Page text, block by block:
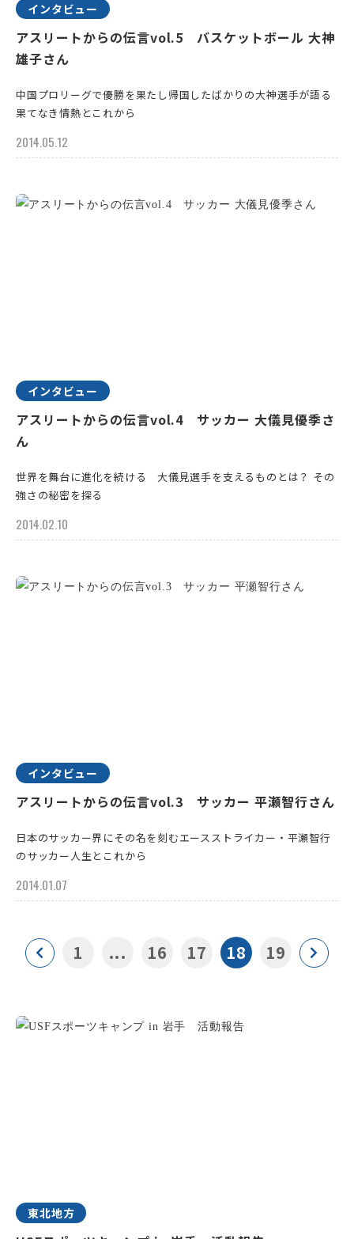
インタビュー
アスリートからの伝言vol.5 バスケットボール 大神
雄子さん
中国プロリーグで優勝を果たし帰国したばかりの大神選手が語る
果てなき情熱とこれから
2014.05.12
インタビュー
アスリートからの伝言vol.4 サッカー 大儀見優季さ
ん
世界を舞台に進化を続ける 大儀見選手を支えるものとは？ その
強さの秘密を探る
2014.02.10
インタビュー
アスリートからの伝言vol.3 サッカー 平瀬智行さん
日本のサッカー界にその名を刻むエースストライカー・平瀬智行
のサッカー人生とこれから
2014.01.07
1 ... 16 17 18 19
東北地方